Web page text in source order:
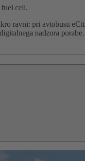
cell.
ravni: pri avtobusu
nadzora